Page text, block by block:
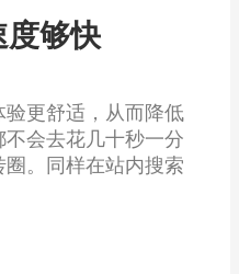
度够快
更舒适，从而降低
会去花几十秒一分
。同样在站内搜索